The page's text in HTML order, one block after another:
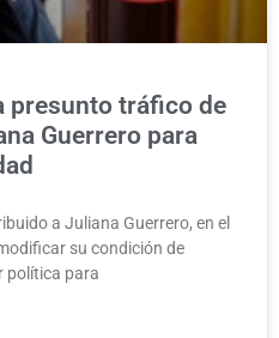
presunto tráfico de
Guerrero para
a Juliana Guerrero, en el
su condición de
política para